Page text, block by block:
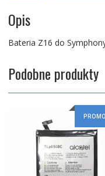
Opis
Bateria Z16 do
Podobne produkty